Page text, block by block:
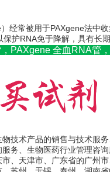
）经常被用于PAXgene法中
护RNA免于降解，具有长期
PAXgene 全血RNA管
物技术产品的销售与技术服
务、生物医药行业管理咨
、天津市、广东省的广州